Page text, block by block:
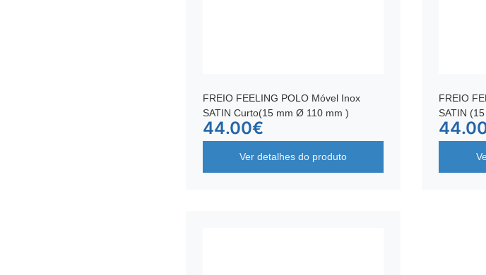
FREIO FEELING POLO Móvel Inox
SATIN Curto(15 mm Ø 110 mm )
44.00€
Ver detalhes do produto
FREIO
SATIN